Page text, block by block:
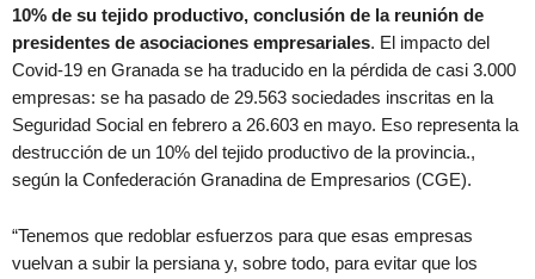
10% de su tejido productivo, conclusión de la reunión de
presidentes de asociaciones empresariales. El impacto del
Covid-19 en Granada se ha traducido en la pérdida de casi 3.000
empresas: se ha pasado de 29.563 sociedades inscritas en la
Seguridad Social en febrero a 26.603 en mayo. Eso representa la
destrucción de un 10% del tejido productivo de la provincia.,
según la Confederación Granadina de Empresarios (CGE).
“Tenemos que redoblar esfuerzos para que esas empresas
vuelvan a subir la persiana y, sobre todo, para evitar que los